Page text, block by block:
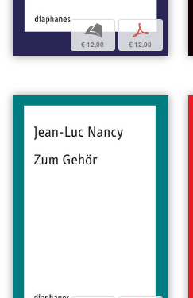
b
€ 12,00
p
€ 12,00